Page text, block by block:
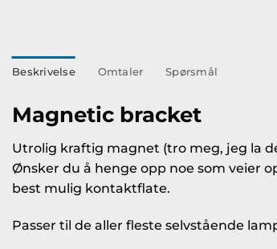
Beskrivelse Omtaler Spørsmål
Magnetic bracket
Utrolig kraftig magnet (tro meg, jeg la
Ønsker du å henge opp noe som veier
best mulig kontaktflate.
Passer til de aller fleste selvstående